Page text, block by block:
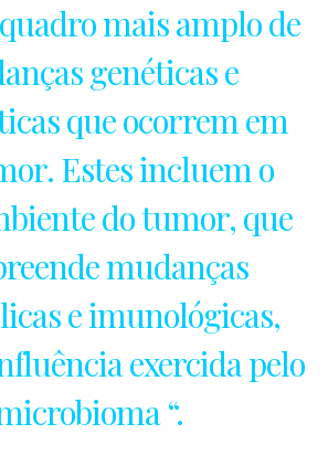
mais amplo de
genéticas e
que ocorrem em
Estes incluem o
do tumor, que
mudanças
e imunológicas,
exercida pelo
“.